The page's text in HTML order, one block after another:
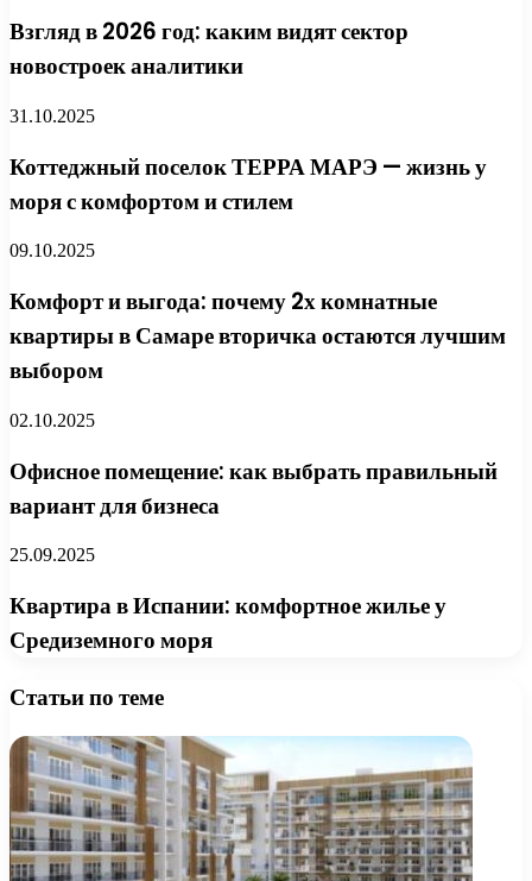
Взгляд в 2026 год: каким видят сектор
новостроек аналитики
31.10.2025
Коттеджный поселок ТЕРРА МАРЭ — жизнь у
моря с комфортом и стилем
09.10.2025
Комфорт и выгода: почему 2х комнатные
квартиры в Самаре вторичка остаются лучшим
выбором
02.10.2025
Офисное помещение: как выбрать правильный
вариант для бизнеса
25.09.2025
Квартира в Испании: комфортное жилье у
Средиземного моря
Статьи по теме